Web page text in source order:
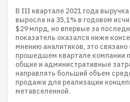
В III квартале 2021 года
выросла на 35,1% в годовом
$29 млрд, но впервые за
показатель оказался ниже
мнению аналитиков, это связано
прошедшем квартале компании
общие и административные
направлять больший объем
продажи для реализации
метавселенной.